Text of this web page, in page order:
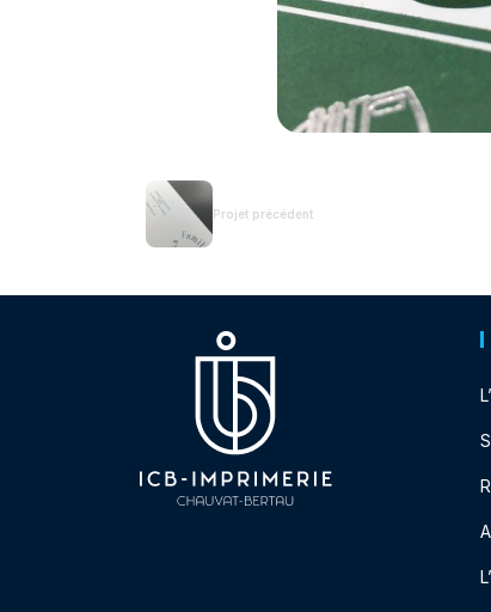
Projet précédent